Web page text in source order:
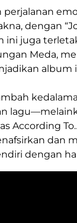
dengan
ini juga
Meda,
album
According
dan
dengan